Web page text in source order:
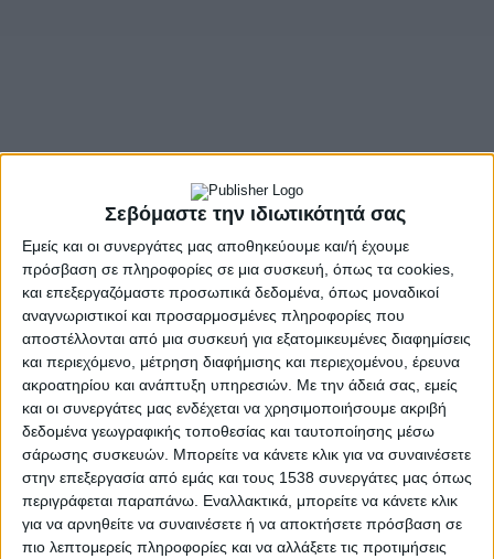
Σεβόμαστε την ιδιωτικότητά σας
Εμείς και οι συνεργάτες μας αποθηκεύουμε και/ή έχουμε
πρόσβαση σε πληροφορίες σε μια συσκευή, όπως τα cookies,
και επεξεργαζόμαστε προσωπικά δεδομένα, όπως μοναδικοί
αναγνωριστικοί και προσαρμοσμένες πληροφορίες που
αποστέλλονται από μια συσκευή για εξατομικευμένες διαφημίσεις
και περιεχόμενο, μέτρηση διαφήμισης και περιεχομένου, έρευνα
ακροατηρίου και ανάπτυξη υπηρεσιών. Με την άδειά σας, εμείς
και οι συνεργάτες μας ενδέχεται να χρησιμοποιήσουμε ακριβή
δεδομένα γεωγραφικής τοποθεσίας και ταυτοποίησης μέσω
σάρωσης συσκευών. Μπορείτε να κάνετε κλικ για να συναινέσετε
στην επεξεργασία από εμάς και τους 1538 συνεργάτες μας όπως
περιγράφεται παραπάνω. Εναλλακτικά, μπορείτε να κάνετε κλικ
για να αρνηθείτε να συναινέσετε ή να αποκτήσετε πρόσβαση σε
πιο λεπτομερείς πληροφορίες και να αλλάξετε τις προτιμήσεις
- Advertisement -
Σε εξέλιξη οι έρευνες για τον εντοπισμό ατόμων που σχετίζονται με την
υπόθεση
Στην κατάσχεση οπλισμού και ποσότητας εκρηκτικής ύλης
προχώρησαν αστυνομικοί της Υποδιεύθυνσης Ασφάλειας Ιωαννίνων
χθες (07-04-2022) το απόγευμα.
Ειδικότερα, σε δυσπρόσιτο σημείο του Νομού Θεσπρωτίας, κοντά στα
ελληνοαλβανικά σύνορα, εντοπίστηκαν επιμελώς κρυμμένοι δύο
μαύροι σάκοι, εντός των οποίων βρέθηκαν και κατασχέθηκαν: